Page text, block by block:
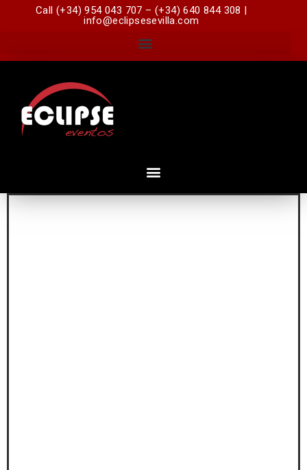
Call (+34) 954 043 707 – (+34) 640 844 308 |
info@eclipsesevilla.com